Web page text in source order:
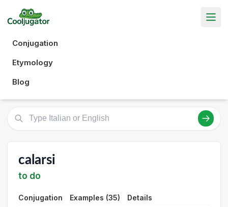
Conjugation
Etymology
Blog
calarsi
to do
Conjugation Examples (35) Details